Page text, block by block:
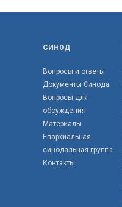
СИНОД
Вопросы и ответы
Документы Синода
Вопросы для
обсуждения
Материалы
Епархиальная
синодальная группа
Контакты